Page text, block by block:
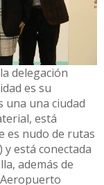
delegación
es su
una una ciudad
está
es nudo de rutas
y está conectada
además de